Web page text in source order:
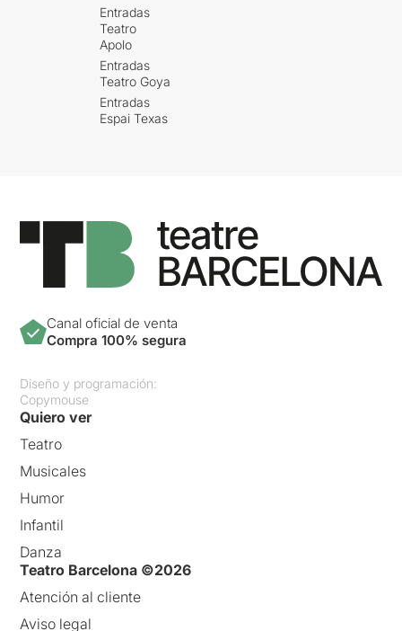
Entradas
Teatro
Apolo
Entradas
Teatro Goya
Entradas
Espai Texas
Canal oficial de venta
Compra 100% segura
Diseño y programación:
Copymouse
Quiero ver
Teatro
Musicales
Humor
Infantil
Danza
Teatro Barcelona ©2026
Atención al cliente
Aviso legal